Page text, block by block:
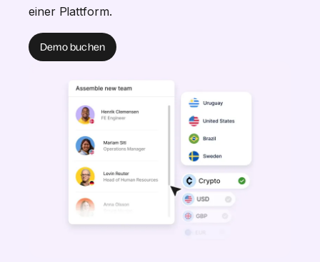
einer Plattform.
Demo buchen